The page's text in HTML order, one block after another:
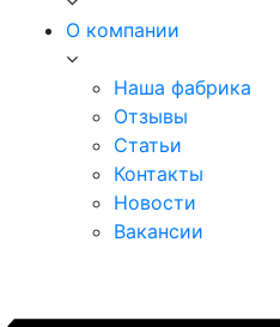
О компании
Наша фабрика
Отзывы
Статьи
Контакты
Новости
Вакансии